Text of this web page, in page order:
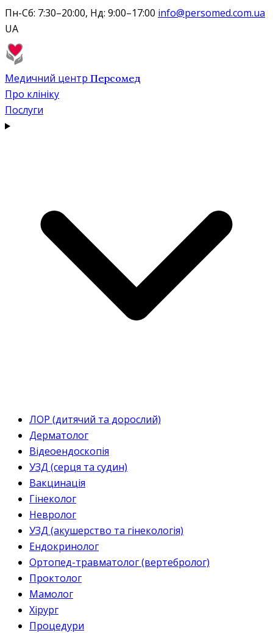
Пн-Сб: 7:30–20:00, Нд: 9:00–17:00 info@persomed.com.ua
UA
Медичний центр Персомед
Про клініку
Послуги
ЛОР (дитячий та дорослий)
Дерматолог
Відеоендоскопія
УЗД (серця та судин)
Вакцинація
Гінеколог
Невролог
УЗД (акушерство та гінекологія)
Ендокринолог
Ортопед-травматолог (вертебролог)
Проктолог
Мамолог
Хірург
Процедури